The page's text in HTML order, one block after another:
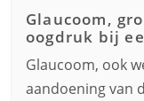
Glaucoom,
oogdruk bij
Glaucoom, ook
aandoening van